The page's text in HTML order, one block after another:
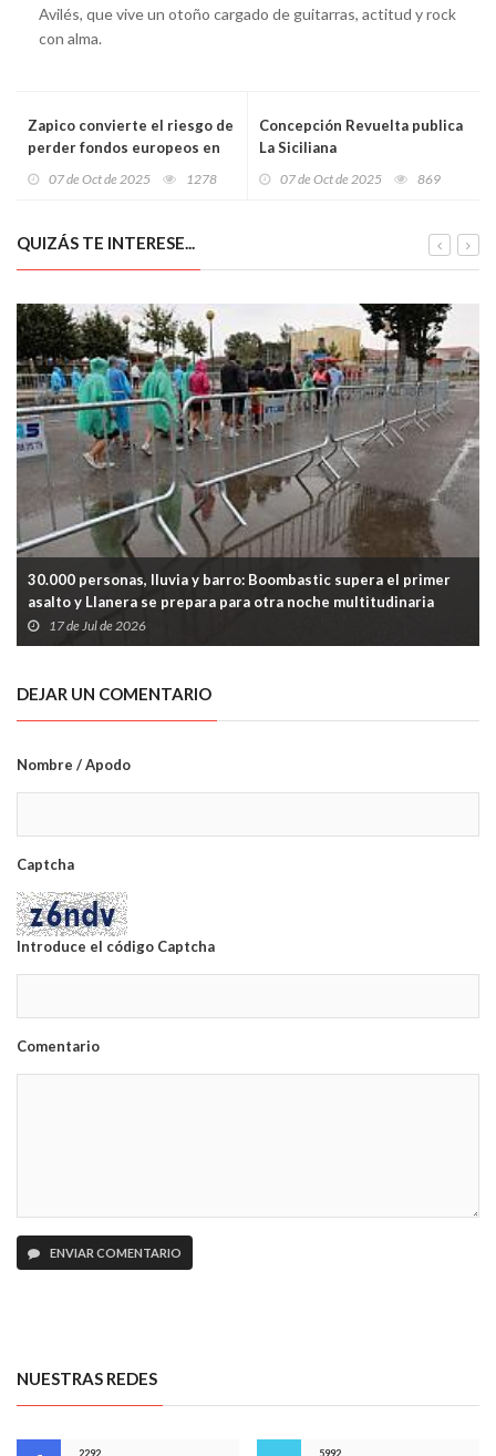
Avilés, que vive un otoño cargado de guitarras, actitud y rock
con alma.
Zapico convierte el riesgo de
perder fondos europeos en
07 de Oct de 2025 1278
Concepción Revuelta publica
La Siciliana
07 de Oct de 2025 869
QUIZÁS TE INTERESE...
30.000 personas, lluvia y barro: Boombastic supera el primer
asalto y Llanera se prepara para otra noche multitudinaria
17 de Jul de 2026
DEJAR UN COMENTARIO
Nombre / Apodo
Captcha
Introduce el código Captcha
Comentario
ENVIAR COMENTARIO
NUESTRAS REDES